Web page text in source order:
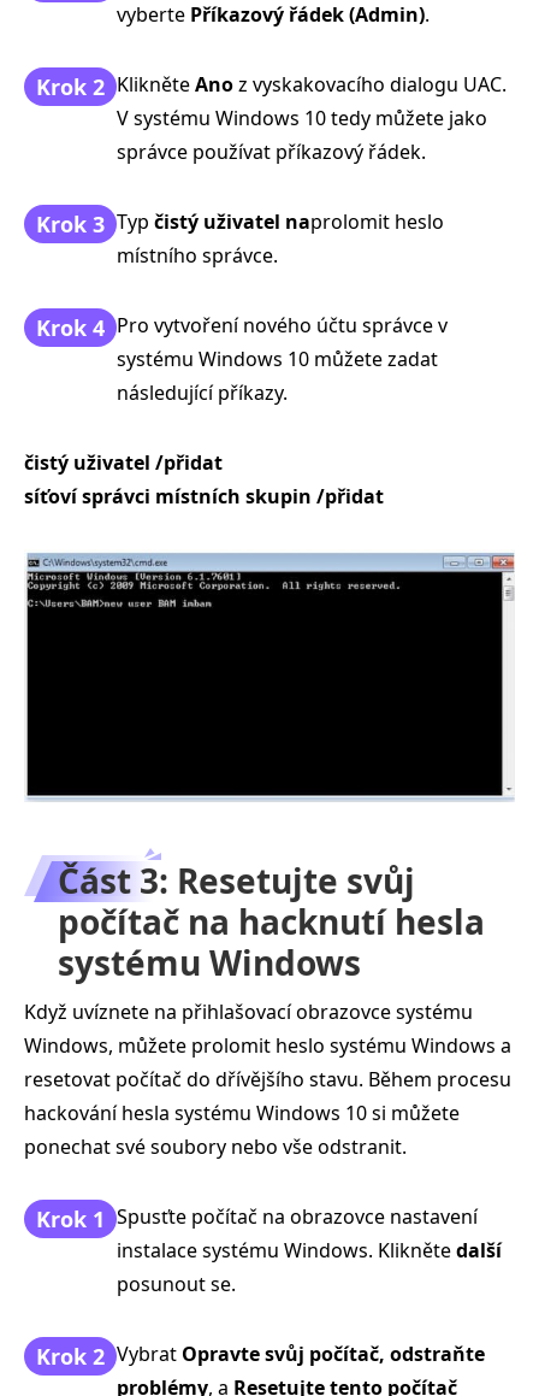
vyberte Příkazový řádek (Admin).
Krok 2 KlikněteAnoz vyskakovacího dialogu UAC.
V systému Windows 10 tedy můžete jako
správce používat příkazový řádek.
Krok 3 Typ čistý uživatel naprolomit heslo
místního správce.
Krok 4 Pro vytvoření nového účtu správce v
systému Windows 10 můžete zadat
následující příkazy.
čistý uživatel /přidat
síťoví správci místních skupin /přidat
Část 3: Resetujte svůj
počítač na hacknutí hesla
systému Windows
Když uvíznete na přihlašovací obrazovce systému
Windows, můžete prolomit heslo systému Windows a
resetovat počítač do dřívějšího stavu. Během procesu
hackování hesla systému Windows 10 si můžete
ponechat své soubory nebo vše odstranit.
Krok 1 Spusťte počítač na obrazovce nastavení
instalace systému Windows. Kliknětedalší
posunout se.
Krok 2 Vybrat Opravte svůj počítač, odstraňte
problémy, a Resetujte tento počítač